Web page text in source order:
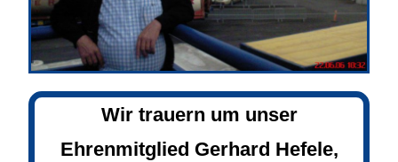
Wir trauern um unser
Ehrenmitglied Gerhard Hefele,